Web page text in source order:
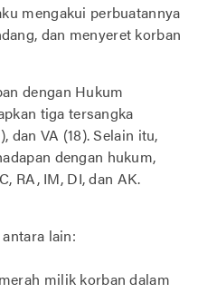
mengakui perbuatannya
dan menyeret korban
dengan Hukum
tiga tersangka
dan VA (18). Selain itu,
dengan hukum,
RA, IM, DI, dan AK.
lain:
milik korban dalam